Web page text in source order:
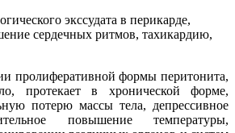
экссудата в перикарде,
сердечных ритмов, тахикардию,
пролиферативной формы перитонита,
протекает в хронической форме,
потерю массы тела, депрессивное
повышение температуры,